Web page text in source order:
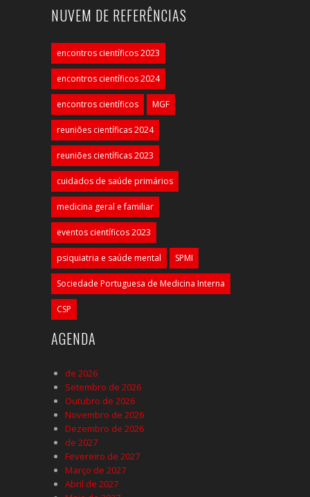
NUVEM DE REFERÊNCIAS
encontros científicos 2023
encontros científicos 2024
encontros científicos MGF
reuniões científicas 2024
reuniões científicas 2023
cuidados de saúde primários
medicina geral e familiar
eventos científicos 2023
psiquiatria e saúde mental SPMI
Sociedade Portuguesa de Medicina Interna
CSP
AGENDA
de 2026
Setembro de 2026
Outubro de 2026
Novembro de 2026
Dezembro de 2026
de 2027
Fevereiro de 2027
Março de 2027
Abril de 2027